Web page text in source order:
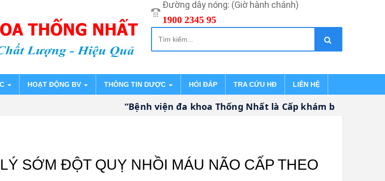
Đường dây nóng: (Giờ hành chánh)
1900 2345 95
HOẠT ĐỘNG BV THÔNG TIN DƯỢC HỎI ĐÁP TRA CỨU HĐ LIÊN HỆ
“Bệnh viện đa khoa Thống Nhất là Cấp khám bệnh, chữa bệnh
SỚM ĐỘT QUỴ NHỒI MÁU NÃO CẤP THEO